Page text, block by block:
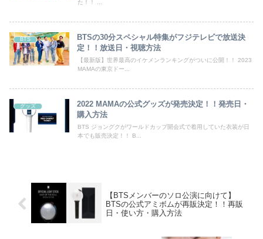
た！！ ...
BTS
BTSの30分スペシャル特集がフジテレビで放送決
定！！放送日・視聴方法
【最新版】世界最高のイケメンランキングがついに公開！！ 2023
MAMAの東京ドー...
グッズ
2022 MAMAの公式グッズが発売決定！！発売日・
購入方法
BTS ジョングクがワールドカップ開会式で着用していた衣装が日
本でも販売決定！！ B...
【BTSメンバーのソロ公演に向けて】
BTSの公式アミボムが再販決定！！再販
日・使い方・購入方法